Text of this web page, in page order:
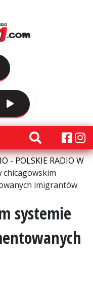
- POLSKIE RADIO W
chicagowskim
imigrantów
systemie